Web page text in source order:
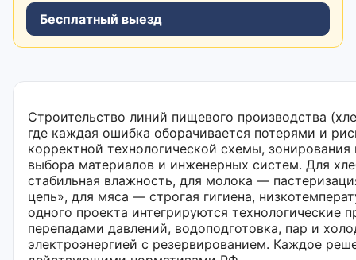
Бесплатный выезд
Строительство линий пищевого производства
где каждая ошибка оборачивается потерями и
корректной технологической схемы,
выбора материалов и инженерных систем. Для
стабильная влажность, для молока —
цепь», для мяса — строгая гигиена,
одного проекта интегрируются технологические
перепадами давлений, водоподготовка, пар и
электроэнергией с резервированием. Каждое